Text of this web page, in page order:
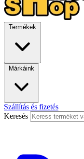
Termékek
Márkáink
Szállítás és fizetés
Keresés